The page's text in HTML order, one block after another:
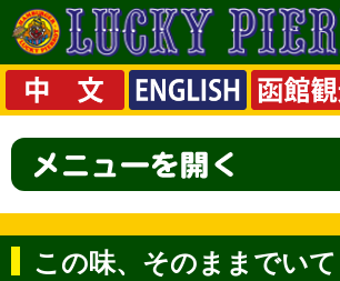
この味、そのままでいて